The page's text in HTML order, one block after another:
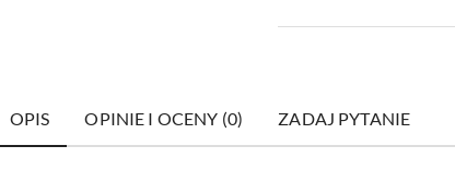
OPIS OPINIE I OCENY (0) ZADAJ PYTANIE